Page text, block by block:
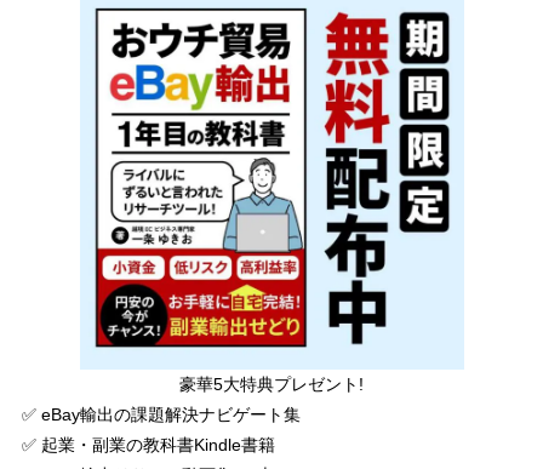
豪華5大特典プレゼント!
✅ eBay輸出の課題解決ナビゲート集
✅ 起業・副業の教科書Kindle書籍